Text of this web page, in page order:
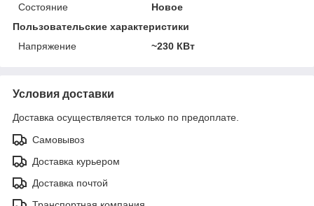
Состояние
Новое
Пользовательские характеристики
Напряжение
~230 КВт
Условия доставки
Доставка осуществляется только по предоплате.
Самовывоз
Доставка курьером
Доставка почтой